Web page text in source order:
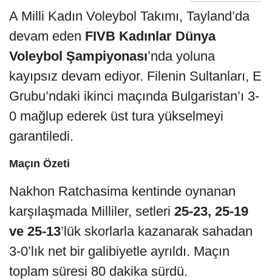
A Milli Kadın Voleybol Takımı, Tayland’da
devam eden FIVB Kadınlar Dünya
Voleybol Şampiyonası’nda yoluna
kayıpsız devam ediyor. Filenin Sultanları, E
Grubu’ndaki ikinci maçında Bulgaristan’ı 3-
0 mağlup ederek üst tura yükselmeyi
garantiledi.
Maçın Özeti
Nakhon Ratchasima kentinde oynanan
karşılaşmada Milliler, setleri 25-23, 25-19
ve 25-13’lük skorlarla kazanarak sahadan
3-0’lık net bir galibiyetle ayrıldı. Maçın
toplam süresi 80 dakika sürdü.